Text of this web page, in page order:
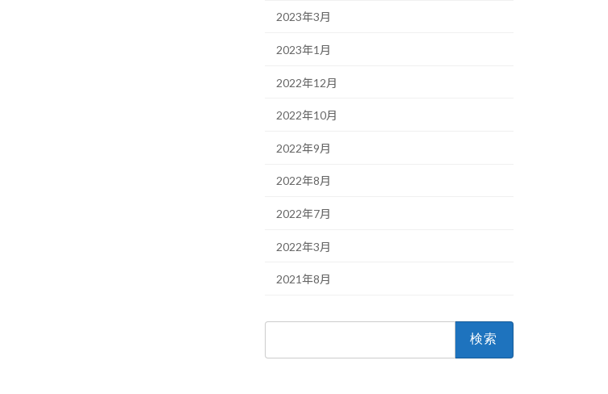
2023年3月
2023年1月
2022年12月
2022年10月
2022年9月
2022年8月
2022年7月
2022年3月
2021年8月